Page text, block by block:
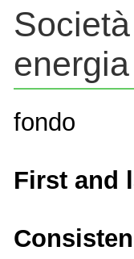
fondo
First and